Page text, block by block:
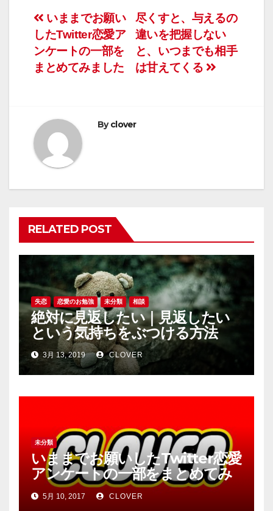
投
稿
ナ
ゲ
ー
シ
ン
尽くすと、与えるの
違いを把握しない
と、いつまでも相手
は甘えてくる
いままでお願い
したTwitter恋愛ア
ンケートの一部を
まとめてみました
Byclover
RELATED POST
失恋 恋愛のお勉強 未分類 相談
絶対に見返したい｜見返したい
という気持ちをぶつける方法
3月 13, 2019 CLOVER
未分類
いままでお願いしたTwitter恋愛
アンケートの一部をまとめてみ
ました
5月 10, 2017 CLOVER